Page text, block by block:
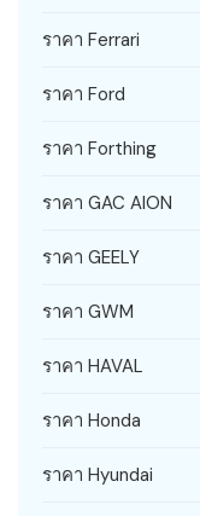
ราคา Ferrari
ราคา Ford
ราคา Forthing
ราคา GAC AION
ราคา GEELY
ราคา GWM
ราคา HAVAL
ราคา Honda
ราคา Hyundai